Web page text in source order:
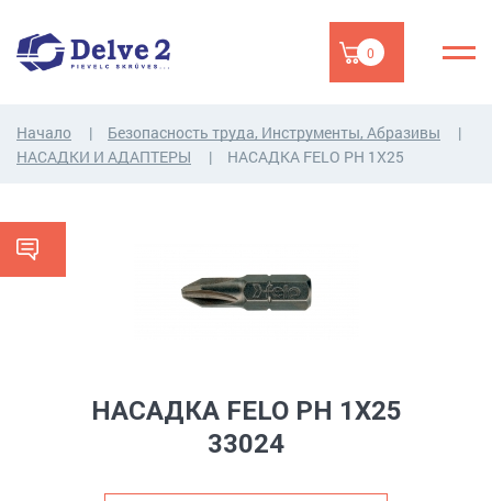
0
Начало
Безопасность труда, Инструменты, Абразивы
НАСАДКИ И АДАПТЕРЫ
НАСАДКA FELO PH 1X25
НАСАДКA FELO PH 1X25
33024